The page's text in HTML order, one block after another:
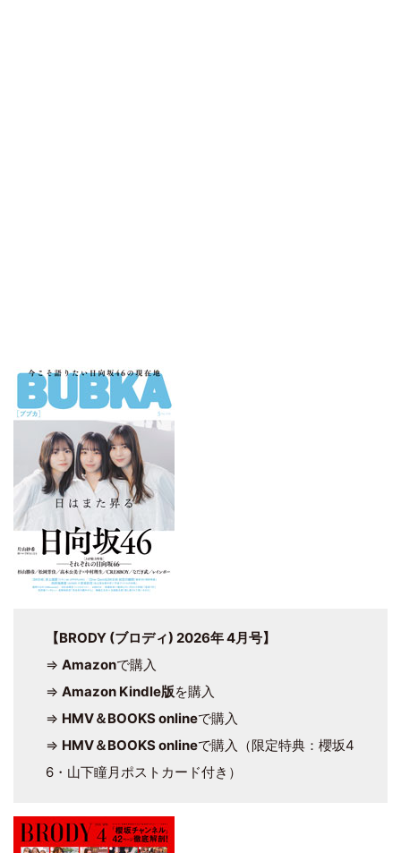
【BRODY (ブロディ) 2026年 4月号】
⇒ Amazonで購入
⇒ Amazon Kindle版を購入
⇒ HMV＆BOOKS onlineで購入
⇒ HMV＆BOOKS onlineで購入（限定特典：櫻坂4
6・山下瞳月ポストカード付き）